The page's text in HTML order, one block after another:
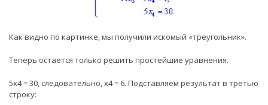
Как видно по картинке, мы получили искомый «треугольник».
Теперь остается только решить простейшие уравнения.
5х4 = 30, следовательно, х4 = 6. Подставляем результат в третью
строку: